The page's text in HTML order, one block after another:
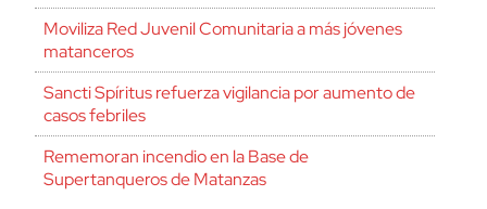
Moviliza Red Juvenil Comunitaria a más jóvenes
matanceros
Sancti Spíritus refuerza vigilancia por aumento de
casos febriles
Rememoran incendio en la Base de
Supertanqueros de Matanzas